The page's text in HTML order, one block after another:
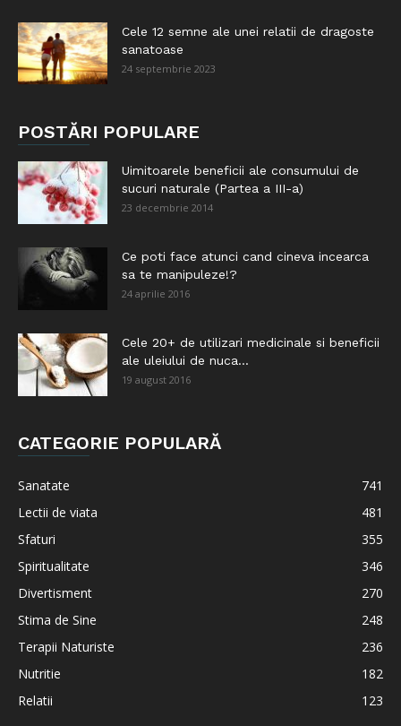
Cele 12 semne ale unei relatii de dragoste
sanatoase
24 septembrie 2023
POSTĂRI POPULARE
Uimitoarele beneficii ale consumului de
sucuri naturale (Partea a III-a)
23 decembrie 2014
Ce poti face atunci cand cineva incearca
sa te manipuleze!?
24 aprilie 2016
Cele 20+ de utilizari medicinale si beneficii
ale uleiului de nuca...
19 august 2016
CATEGORIE POPULARĂ
Sanatate
741
Lectii de viata
481
Sfaturi
355
Spiritualitate
346
Divertisment
270
Stima de Sine
248
Terapii Naturiste
236
Nutritie
182
Relatii
123